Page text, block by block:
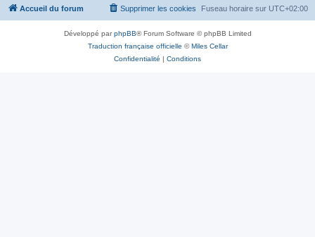
Accueil du forum Fuseau horaire sur UTC+02:00
Supprimer les cookies
Développé parphpBB® Forum Software © phpBB Limited
Traduction française officielle ©Miles Cellar
Confidentialité | Conditions